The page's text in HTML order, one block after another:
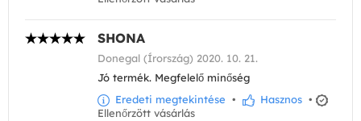
SHONA
Donegal (Írország) 2020. 10. 21.
Jó termék. Megfelelő minőség
Eredeti megtekintése • Hasznos •
Ellenőrzött vásárlás